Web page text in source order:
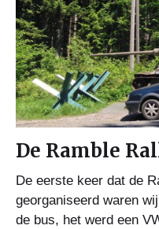
De Ramble
De eerste keer dat de
georganiseerd waren
de bus, het werd een